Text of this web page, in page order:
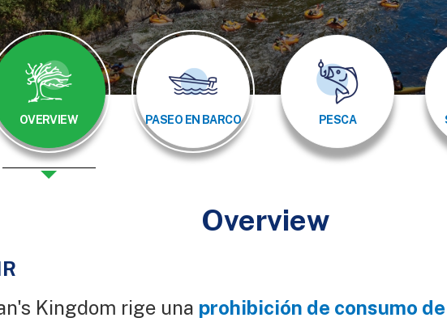
OVERVIEW PASEO EN BARCO PESCA
Overview
Kingdom rige una prohibición de consumo